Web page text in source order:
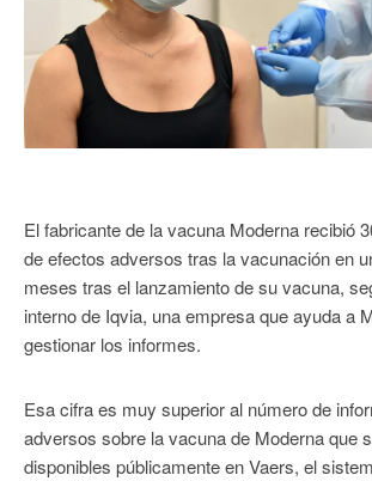
El fabricante de la vacuna Moderna recibió
de efectos adversos tras la vacunación en
meses tras el lanzamiento de su vacuna,
interno de Iqvia, una empresa que ayuda a
gestionar los informes.
Esa cifra es muy superior al número de
adversos sobre la vacuna de Moderna que
disponibles públicamente en Vaers, el